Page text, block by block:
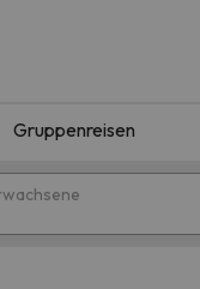
Gruppenreisen